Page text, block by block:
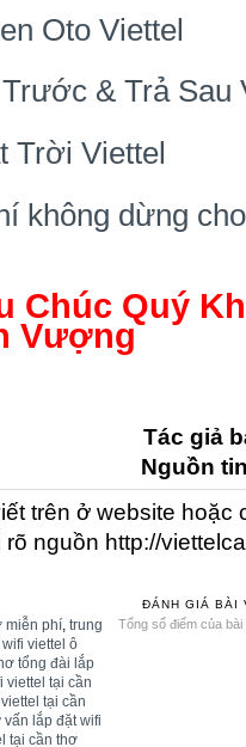
Oto Viettel
& Trả Sau
Trời Viettel
không dừng
Chúc Quý
Vượng
Tác giả
Nguồn
trên ở website
nguồn http://
miễn phí trung
viettel ô
tổng đài lắp
viettel tại cần
tại cần
lắp đặt wifi
tại cần thơ
ĐÁNH GIÁ BÀI
Tổng số điểm của